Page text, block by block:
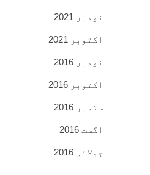
نومبر 2021
اکتوبر 2021
نومبر 2016
اکتوبر 2016
ستمبر 2016
اگست 2016
جولائی 2016